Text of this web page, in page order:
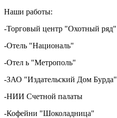
Наши работы:
-Торговый центр "Охотный ряд"
-Отель "Националь"
-Отел ь "Метрополь"
-ЗАО "Издательский Дом Бурда"
-НИИ Счетной палаты
-Кофейни "Шоколадница"